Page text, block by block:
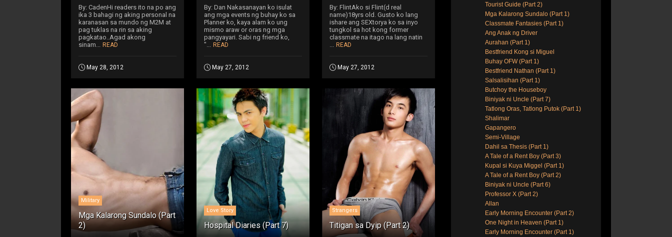
By: CadenHi readers ito na po ang
ika 3 bahagi ng aking personal na
karanasan sa mundo ng M2M at
pag tuklas na rin sa aking
pagkatao..Agad akong
sinam... READ
May 28, 2012
By: Dan Nakasanayan ko isulat
ang mga events ng buhay ko sa
Planner ko, kaya alam ko ung
mismo araw or oras ng mga
pangyayari. Sabi ng friend ko,
"... READ
May 27, 2012
By: FlintAko si Flint(d real
name)18yrs old. Gusto ko lang
ishare ang SEXtorya ko sa inyo
tungkol sa hot kong former
classmate na itago na lang natin
... READ
May 27, 2012
Military
Mga Kalarong Sundalo (Part
2)
Love Story
Hospital Diaries (Part 7)
Strangers
Titigan sa Dyip (Part 2)
Tourist Guide (Part 2)
Mga Kalarong Sundalo (Part 1)
Classmate Fantasies (Part 1)
Ang Anak ng Driver
Aurahan (Part 1)
Bestfriend Kong si Miguel
Buhay OFW (Part 1)
Bestfriend Nathan (Part 1)
Salsalisihan (Part 1)
Butchoy the Houseboy
Biniyak ni Uncle (Part 7)
Tatlong Oras, Tatlong Putok (Part 1)
Shalimar
Gapangero
Semi-Village
Dahil sa Thesis (Part 1)
A Tale of a Rent Boy (Part 3)
Kupal si Kuya Miggel (Part 1)
A Tale of a Rent Boy (Part 2)
Biniyak ni Uncle (Part 6)
Professor X (Part 2)
Allan
Early Morning Encounter (Part 2)
One Night in Heaven (Part 1)
Early Morning Encounter (Part 1)